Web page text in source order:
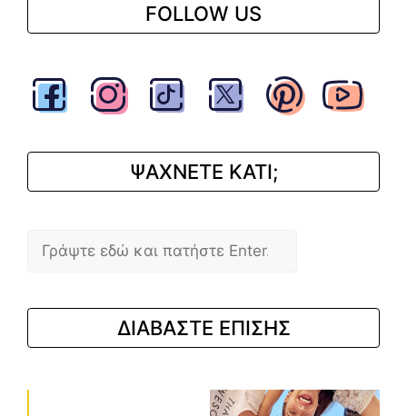
FOLLOW US
ΨΑΧΝΕΤΕ ΚΑΤΙ;
ΔΙΑΒΑΣΤΕ ΕΠΙΣΗΣ